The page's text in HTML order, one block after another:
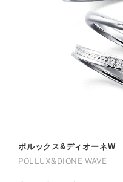
ポルックス&ディオーネW
POLLUX&DIONE WAVE